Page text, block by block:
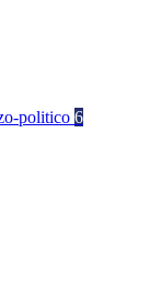
politico 6